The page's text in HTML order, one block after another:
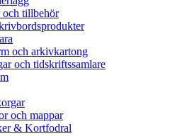
och tillbehör
och arkivkartong
och tidskriftssamlare
och mappar
& Kortfodral